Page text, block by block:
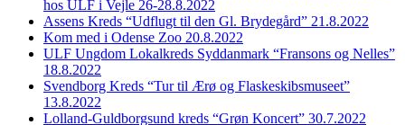
hos ULF i Vejle 26-28.8.2022
Assens Kreds “Udflugt til den Gl. Brydegård” 21.8.2022
Kom med i Odense Zoo 20.8.2022
ULF Ungdom Lokalkreds Syddanmark “Fransons og Nelles”
18.8.2022
Svendborg Kreds “Tur til Ærø og Flaskeskibsmuseet”
13.8.2022
Lolland-Guldborgsund kreds “Grøn Koncert” 30.7.2022